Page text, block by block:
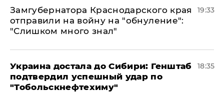
Замгубернатора Краснодарского края
отправили на войну на "обнуление":
"Слишком много знал"
19:33
Украина достала до Сибири: Генштаб
подтвердил успешный удар по
"Тобольскнефтехиму"
18:35